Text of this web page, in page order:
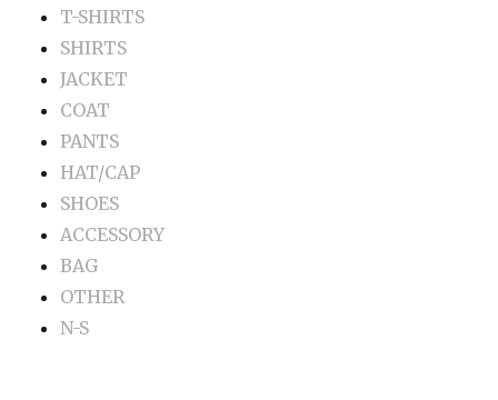
T-SHIRTS
SHIRTS
JACKET
COAT
PANTS
HAT/CAP
SHOES
ACCESSORY
BAG
OTHER
N-S